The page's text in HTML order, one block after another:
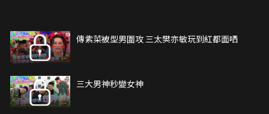
傳紫菜被型男圍攻 三太樊亦敏玩到紅都面哂
三大男神秒變女神